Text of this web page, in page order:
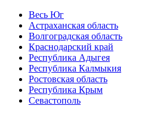
Весь Юг
Астраханская область
Волгоградская область
Краснодарский край
Республика Адыгея
Республика Калмыкия
Ростовская область
Республика Крым
Севастополь